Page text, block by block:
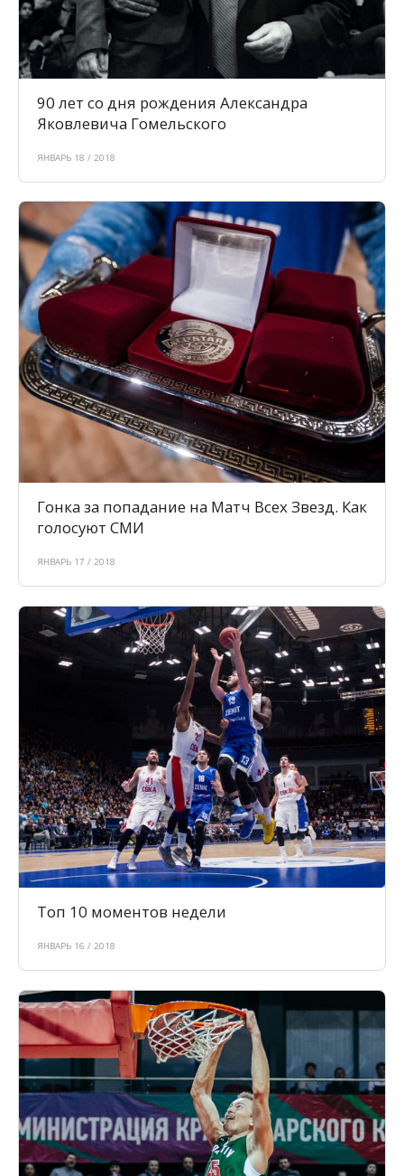
90 лет со дня рождения Александра
Яковлевича Гомельского
ЯНВАРЬ 18 / 2018
Гонка за попадание на Матч Всех Звезд. Как
голосуют СМИ
ЯНВАРЬ 17 / 2018
Топ 10 моментов недели
ЯНВАРЬ 16 / 2018